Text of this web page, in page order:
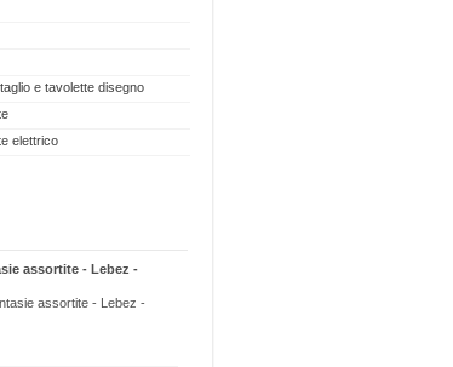
e tavolette disegno
elettrico
assortite - Lebez -
assortite - Lebez -